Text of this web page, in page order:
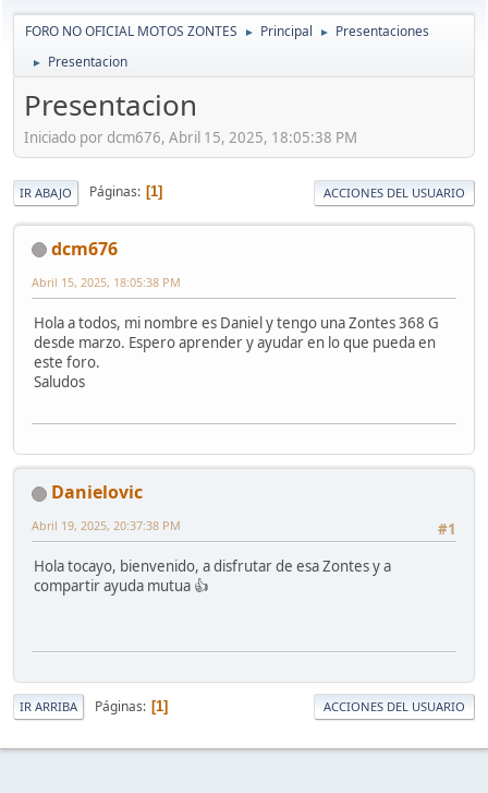
FORO NO OFICIAL MOTOS ZONTES ► Principal ► Presentaciones
► Presentacion
Presentacion
Iniciado por dcm676, Abril 15, 2025, 18:05:38 PM
IR ABAJO Páginas 1 ACCIONES DEL USUARIO
dcm676
Abril 15, 2025, 18:05:38 PM
Hola a todos, mi nombre es Daniel y tengo una Zontes 368 G
desde marzo. Espero aprender y ayudar en lo que pueda en
este foro.
Saludos
Danielovic
#1
Abril 19, 2025, 20:37:38 PM
Hola tocayo, bienvenido, a disfrutar de esa Zontes y a
compartir ayuda mutua 👍
IR ARRIBA Páginas 1 ACCIONES DEL USUARIO